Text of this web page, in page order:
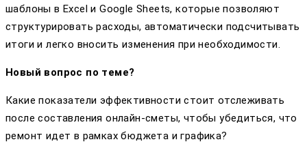
шаблоны в Excel и Google Sheets, которые позволяют
структурировать расходы, автоматически подсчитывать
итоги и легко вносить изменения при необходимости.
Новый вопрос по теме?
Какие показатели эффективности стоит отслеживать
после составления онлайн-сметы, чтобы убедиться, что
ремонт идет в рамках бюджета и графика?